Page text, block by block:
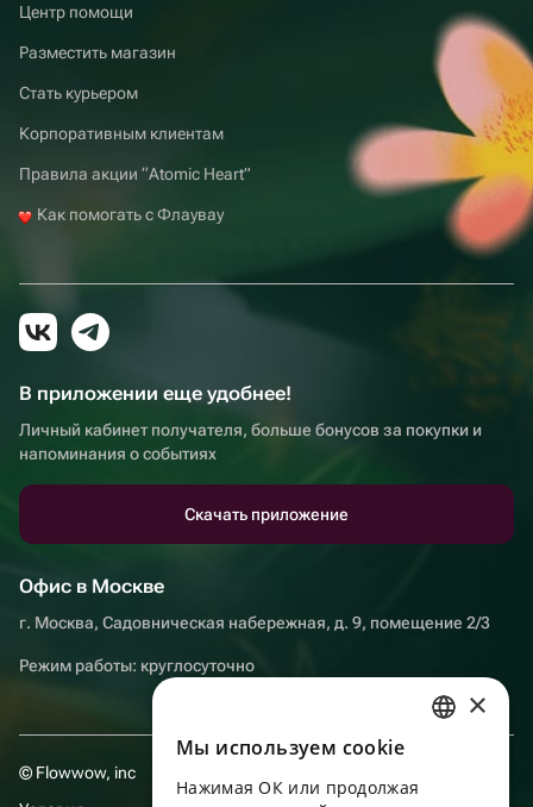
Центр помощи
Разместить магазин
Стать курьером
Корпоративным клиентам
Правила акции “Atomic Heart”
Как помогать с Флаувау
В приложении еще удобнее!
Личный кабинет получателя, больше бонусов за покупки и
напоминания о событиях
Скачать приложение
Офис в Москве
г. Москва, Садовническая набережная, д. 9, помещение 2/3
Режим работы: круглосуточно
© Flowwow, inc
ENGLISH
×
Мы используем сookie
Нажимая ОК или продолжая